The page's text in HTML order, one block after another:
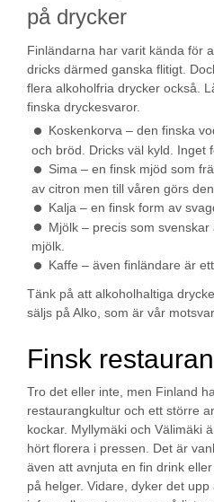
på drycker
Finländarna har varit kända för
dricks därmed ganska flitigt.
flera alkoholfria drycker också.
finska dryckesvaror.
Koskenkorva – den finska
och bröd. Dricks väl kyld. Inget
Sima – en finsk mjöd som
av citron men till våren görs
Kalja – en finsk form av
Mjölk – precis som
mjölk.
Kaffe – även finländare är
Tänk på att alkoholhaltiga
säljs på Alko, som är vår
Finsk
Tro det eller inte, men Finland
restaurangkultur och ett större
kockar. Myllymäki och Välimäki
hört florera i pressen. Det är
även att avnjuta en fin drink
på helger. Vidare, dyker det